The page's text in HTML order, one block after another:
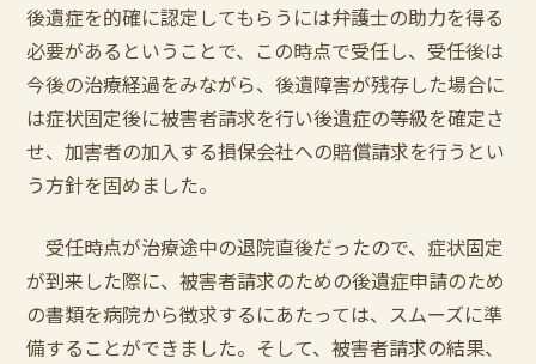
後遺症を的確に認定してもらうには弁護士の助力を得る
必要があるということで、この時点で受任し、受任後は
今後の治療経過をみながら、後遺障害が残存した場合に
は症状固定後に被害者請求を行い後遺症の等級を確定さ
せ、加害者の加入する損保会社への賠償請求を行うとい
う方針を固めました。
受任時点が治療途中の退院直後だったので、症状固定
が到来した際に、被害者請求のための後遺症申請のため
の書類を病院から徴求するにあたっては、スムーズに準
備することができました。そして、被害者請求の結果、